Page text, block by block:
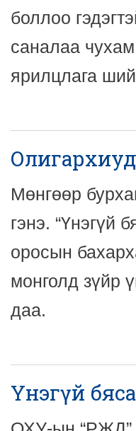
боллоо
саналаа чухам
ярилцлага
Мөнгөөр
гэнэ. “Үнэгүй
оросын
монголд зүйр
даа.
Үнэгүй